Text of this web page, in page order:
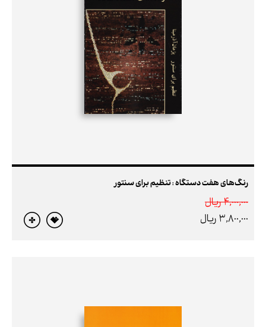
رنگ‌های هفت دستگاه : تنظیم برای سنتور
4,000,000 ريال
3,800,000 ريال